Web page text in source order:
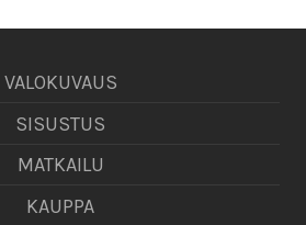
VALOKUVAUS
SISUSTUS
MATKAILU
KAUPPA